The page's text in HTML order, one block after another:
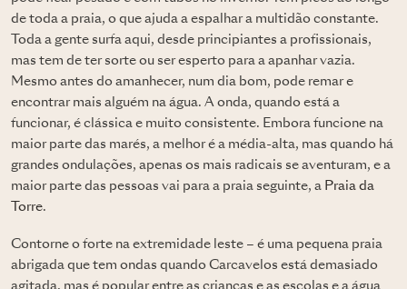
de toda a praia, o que ajuda a espalhar a multidão constante.
Toda a gente surfa aqui, desde principiantes a profissionais,
mas tem de ter sorte ou ser esperto para a apanhar vazia.
Mesmo antes do amanhecer, num dia bom, pode remar e
encontrar mais alguém na água. A onda, quando está a
funcionar, é clássica e muito consistente. Embora funcione na
maior parte das marés, a melhor é a média-alta, mas quando há
grandes ondulações, apenas os mais radicais se aventuram, e a
maior parte das pessoas vai para a praia seguinte, a Praia da
Torre.
Contorne o forte na extremidade leste – é uma pequena praia
abrigada que tem ondas quando Carcavelos está demasiado
agitada, mas é popular entre as crianças e as escolas e a água